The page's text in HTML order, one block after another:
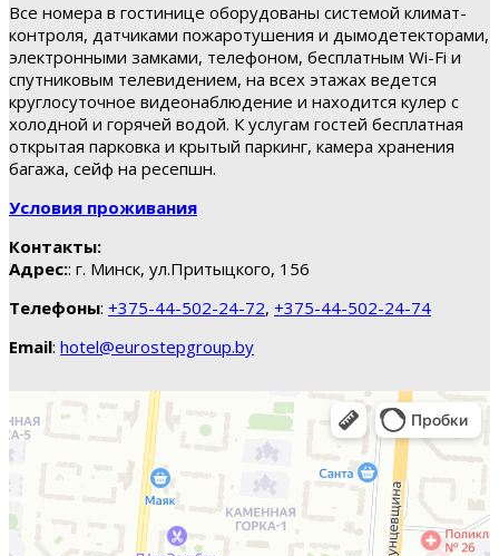
Все номера в гостинице оборудованы системой климат-
контроля, датчиками пожаротушения и дымодетекторами,
электронными замками, телефоном, бесплатным Wi-Fi и
спутниковым телевидением, на всех этажах ведется
круглосуточное видеонаблюдение и находится кулер с
холодной и горячей водой. К услугам гостей бесплатная
открытая парковка и крытый паркинг, камера хранения
багажа, сейф на ресепшн.
Условия проживания
Контакты:
Адрес:: г. Минск, ул.Притыцкого, 156
Телефоны: +375-44-502-24-72, +375-44-502-24-74
Email: hotel@eurostepgroup.by